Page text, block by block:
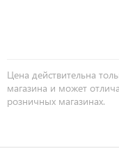
Цена действительна
магазина и может
розничных магазинах.